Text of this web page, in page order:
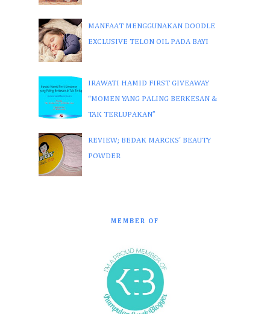
MANFAAT MENGGUNAKAN DOODLE
EXCLUSIVE TELON OIL PADA BAYI
IRAWATI HAMID FIRST GIVEAWAY
“MOMEN YANG PALING BERKESAN &
TAK TERLUPAKAN”
REVIEW; BEDAK MARCKS' BEAUTY
POWDER
MEMBER OF